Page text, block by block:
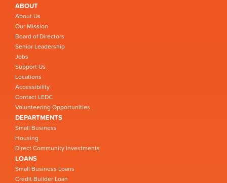
ABOUT
About Us
Our Mission
Board of Directors
Senior Leadership
Jobs
Support Us
Locations
Accessibility
Contact LEDC
Volunteering Opportunities
DEPARTMENTS
Small Business
Housing
Direct Community Investments
LOANS
Small Business Loans
Credit Builder Loan